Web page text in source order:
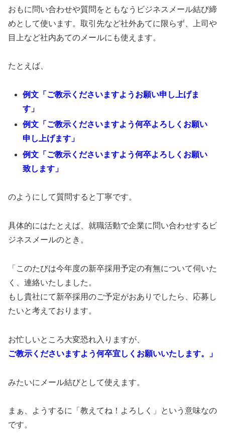
おもに問い合わせや質問をともなうビジネスメール結び締
めとして使います。取引先など社外あてに限らず、上司や
目上など社内あてのメールにも使えます。
たとえば、
例文「ご教示くださいますようお願い申し上げま
す」
例文「ご教示くださいますよう何卒よろしくお願い
申し上げます」
例文「ご教示くださいますよう何卒よろしくお願い
致します」
のようにして質問すると丁寧です。
具体的にはたとえば、就職活動で企業に問い合わせするビ
ジネスメールのとき。
「このたびは今年度の新卒採用予定の有無について伺いた
く、連絡いたしました。
もし貴社にて新卒採用のご予定がおありでしたら、応募し
たいと考えております。
お忙しいところ大変恐れ入りますが、
ご教示くださいますよう何卒宜しくお願いいたします。」
みたいにメール結びとして使えます。
まぁ、ようするに「教えてね！よろしく」という意味なの
です。